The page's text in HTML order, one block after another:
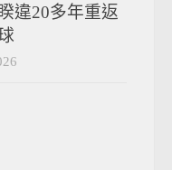
違20多年重返